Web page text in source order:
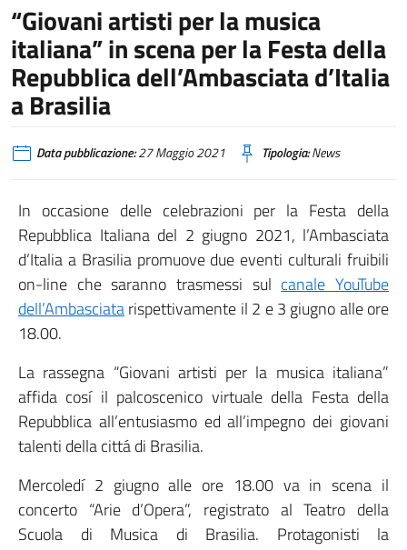
“Giovani artisti per la musica
italiana” in scena per la Festa della
Repubblica dell’Ambasciata d’Italia
a Brasilia
Data pubblicazione:27 Maggio 2021 Tipologia:News
In occasione delle celebrazioni per la Festa della
Repubblica Italiana del 2 giugno 2021, l’Ambasciata
d’Italia a Brasilia promuove due eventi culturali fruibili
on-line che saranno trasmessi sul canale YouTube
dell’Ambasciatarispettivamente il 2 e 3 giugno alle ore
18.00.
La rassegna “Giovani artisti per la musica italiana”
affida cosí il palcoscenico virtuale della Festa della
Repubblica all’entusiasmo ed all’impegno dei giovani
talenti della cittá di Brasilia.
Mercoledí 2 giugno alle ore 18.00 va in scena il
concerto “Arie d’Opera”, registrato al Teatro della
Scuola di Musica di Brasilia. Protagonisti la